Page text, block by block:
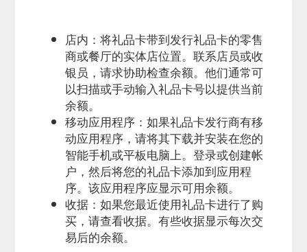
Hilfe & Fragen zur Gutschein-Bestellung
... des bewährten
Online-Bankings mit PIN- / TAN-Eingabe); Kreditkarte (
MasterCard, Visa, American Express); Banküberweisung
(Vorkasse); PayPal; Guthaben.
https://www.yovite.com/de/hilfe/hilfe-bestellung.html?
antw=1_3_1
Restaurant Gutscheine online verschenken
Besondere und
ausgefallene Geschenkideen. Verschenken Sie online
Geschenk-Gutscheine für über 1500 Restaurants bundesweit.
https://www.yovite.com/de/hilfe/hilfe-allgemeine-fragen.html
Gutschein Solingen
Sie können unsere Gutscheine schnell und
einfach online bestellen. Der Gutschein wird Ihnen dann bsw.
per Post, E-Mail (PDF-Gutschein zum ausdrucken) oder Fax
zugesandt. Es ist sogar möglich den Geschenkgutschein
店内：将礼品卡带到发行礼品卡的零售
商或餐厅的实体店位置。联系店员或收
银员，请求协助检查余额。他们通常可
以扫描或手动输入礼品卡号以提供当前
余额。
移动应用程序：如果礼品卡发行商有移
动应用程序，请将其下载并安装在您的
智能手机或平板电脑上。登录或创建帐
户，然后将您的礼品卡添加到应用程
序。该应用程序应显示可用余额。
收据：如果您最近使用礼品卡进行了购
买，请查看收据。有些收据显示每次交
易后的余额。